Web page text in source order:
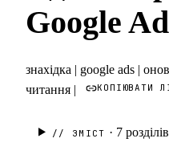
Google
знахідка | google ads |
читання | КОПІЮВАТИ
// ЗМІСТ · 7 розділів